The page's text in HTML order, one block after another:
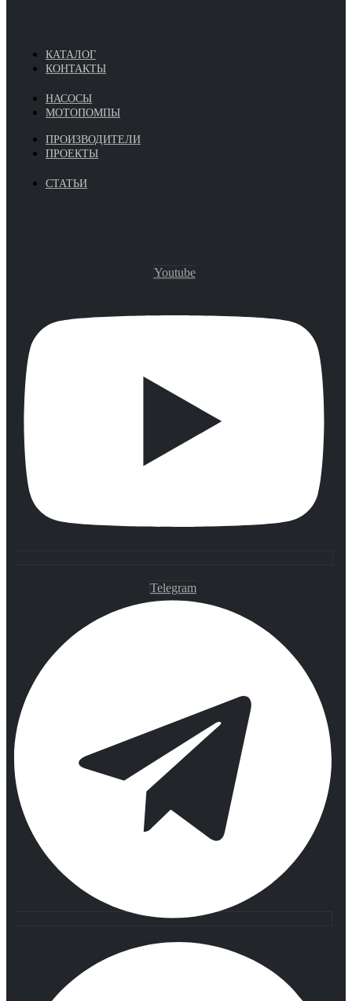
КАТАЛОГ
КОНТАКТЫ
НАСОСЫ
МОТОПОМПЫ
ПРОИЗВОДИТЕЛИ
ПРОЕКТЫ
СТАТЬИ
Youtube
Telegram